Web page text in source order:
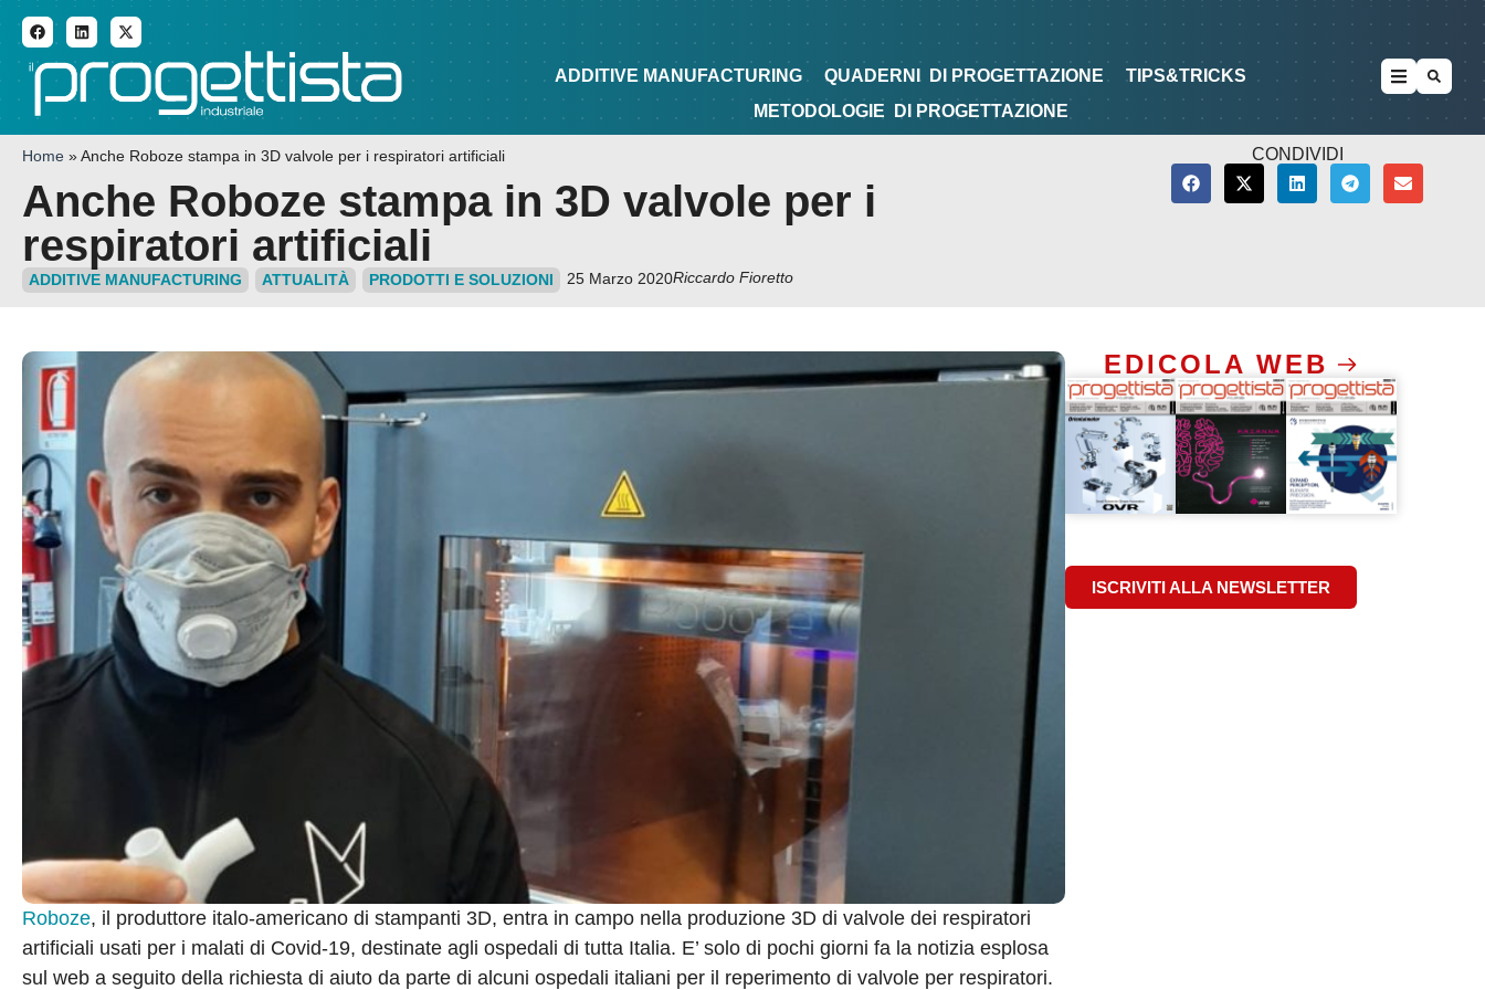
ADDITIVE MANUFACTURING QUADERNI DI PROGETTAZIONE TIPS&TRICKS METODOLOGIE DI PROGETTAZIONE
ADDITIVE MANUFACTURING QUADERNI DI PROGETTAZIONE
TIPS&TRICKS
METODOLOGIE
DI PROGETTAZIONE
Home » Anche Roboze stampa in 3D valvole per i respiratori artificiali
Anche Roboze stampa in 3D valvole per i
respiratori artificiali
ADDITIVE MANUFACTURING ATTUALITÀ PRODOTTI E SOLUZIONI 25 Marzo 2020Riccardo Fioretto
CONDIVIDI
Roboze, il produttore italo-americano di stampanti 3D, entra in campo nella produzione 3D di valvole dei respiratori
artificiali usati per i malati di Covid-19, destinate agli ospedali di tutta Italia. E’ solo di pochi giorni fa la notizia esplosa
sul web a seguito della richiesta di aiuto da parte di alcuni ospedali italiani per il reperimento di valvole per respiratori.
EDICOLA WEB
ISCRIVITI ALLA NEWSLETTER